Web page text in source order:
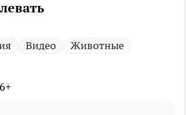
Видео Животные
6+